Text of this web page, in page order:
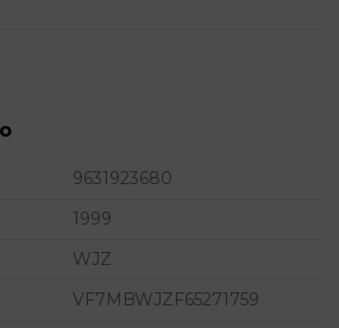
9631923680
1999
WJZ
VF7MBWJZF65271759